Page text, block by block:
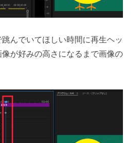
んでいてほしい時間に再生ヘッ
が好みの高さになるまで画像の